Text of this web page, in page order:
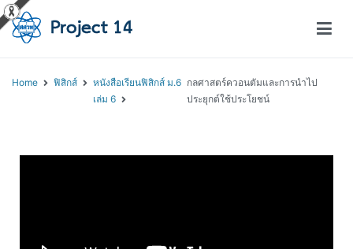
Home ฟิสิกส์
หนังสือเรียนฟิสิกส์ ม.6
เล่ม 6
กลศาสตร์ควอนตัมและการนำไป
ประยุกต์ใช้ประโยชน์